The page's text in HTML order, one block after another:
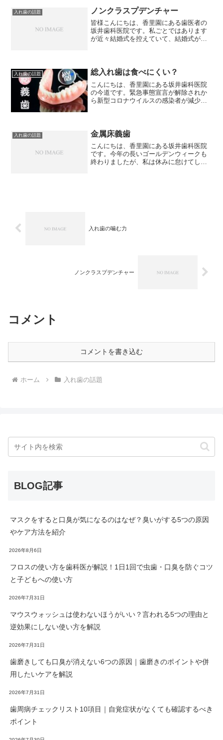
が、磁石を用いた収納カゴを壁に吸着さ
入れ歯の話題 ノンクラスプデンチャー
皆様こんにちは、香里園にある歯医者の
坂井歯科医院です。私ごとではあります
が近々結婚式を控えていて、結婚式が決
ので、現代では女性だけでな...
入れ歯の話題 総入れ歯は食べにくい？
こんにちは、香里園にある坂井歯科医院
の今道です。緊急事態宣言が解除されか
ら新型コロナウイルスの感染者が減少し
た新型コロナウイルス...
入れ歯の話題 金属床義歯
こんにちは、香里園にある坂井歯科医院
です。今年の長いゴールデンウィークも
終わりましたが、私は休みに怠けてしま
入れ歯の噛む力
ノンクラスプデンチャー
コメント
コメントを書き込む
ホーム 入れ歯の話題
BLOG記事
マスクをすると口臭が気になるのはなぜ？臭いがする5つの原因
やケア方法を紹介
2026年8月6日
フロスの使い方を歯科医が解説！1日1回で虫歯・口臭を防ぐコツ
と子どもへの使い方
2026年7月31日
マウスウォッシュは使わないほうがいい？言われる5つの理由と
逆効果にしない使い方を解説
2026年7月31日
歯磨きしても口臭が消えない6つの原因｜歯磨きのポイントや併
用したいケアを解説
2026年7月31日
歯周病チェックリスト10項目｜自覚症状がなくても確認するべき
ポイント